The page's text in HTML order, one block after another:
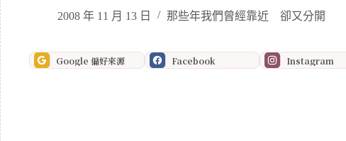
2008 年 11 月 13 日 那些年我們曾經靠近 卻又分開
Google 偏好來源 Facebook Instagram